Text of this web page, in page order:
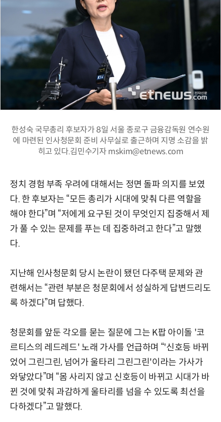
한성숙 국무총리 후보자가 8일 서울 종로구 금융감독원 연수원
에 마련된 인사청문회 준비 사무실로 출근하며 지명 소감을 밝
히고 있다.김민수기자 mskim@etnews.com
정치 경험 부족 우려에 대해서는 정면 돌파 의지를 보였
다. 한 후보자는 “모든 총리가 시대에 맞춰 다른 역할을
해야 한다”며 “저에게 요구된 것이 무엇인지 집중해서 제
가 풀 수 있는 문제를 푸는 데 집중하려고 한다”고 말했
다.
지난해 인사청문회 당시 논란이 됐던 다주택 문제와 관
련해서는 “관련 부분은 청문회에서 성실하게 답변드리도
록 하겠다”며 답했다.
청문회를 앞둔 각오를 묻는 질문에 그는 K팝 아이돌 '코
르티스의 레드레드' 노래 가사를 언급하며 “'신호등 바뀌
었어 그린그린, 넘어가 울타리 그린그린'이라는 가사가
와닿았다”며 “몸 사리지 않고 신호등이 바뀌고 시대가 바
뀐 것에 맞춰 과감하게 울타리를 넘을 수 있도록 최선을
다하겠다”고 말했다.